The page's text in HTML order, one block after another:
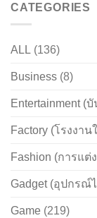
CATEGORIES
ALL (136)
Business (8)
Entertainment (บั
Factory (โรงงาน
Fashion (การแต่
Gadget (อุปกรณ์
Game (219)